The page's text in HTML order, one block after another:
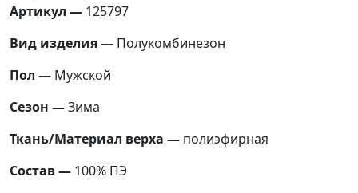
Артикул — 125797
Вид изделия — Полукомбинезон
Пол — Мужской
Сезон —Зима
Ткань/Материал верха — полиэфирная
Состав — 100% ПЭ